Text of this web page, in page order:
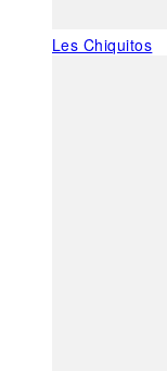
Les Chiquitos